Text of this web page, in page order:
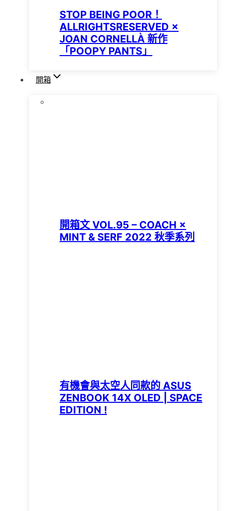
STOP BEING POOR！
ALLRIGHTSRESERVED ×
JOAN CORNELLÀ 新作
「POOPY PANTS」
開箱
開箱文 VOL.95 – COACH ×
MINT & SERF 2022 秋季系列
有機會與太空人同款的 ASUS
ZENBOOK 14X OLED | SPACE
EDITION !